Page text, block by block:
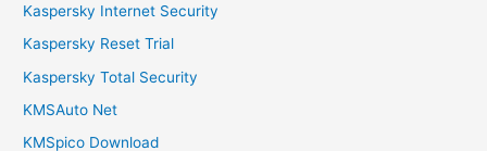
Kaspersky Internet Security
Kaspersky Reset Trial
Kaspersky Total Security
KMSAuto Net
KMSpico Download